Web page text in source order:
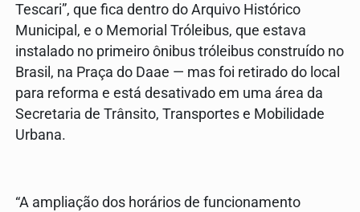
Tescari”, que fica dentro do Arquivo Histórico
Municipal, e o Memorial Tróleibus, que estava
instalado no primeiro ônibus tróleibus construído no
Brasil, na Praça do Daae — mas foi retirado do local
para reforma e está desativado em uma área da
Secretaria de Trânsito, Transportes e Mobilidade
Urbana.
“A ampliação dos horários de funcionamento